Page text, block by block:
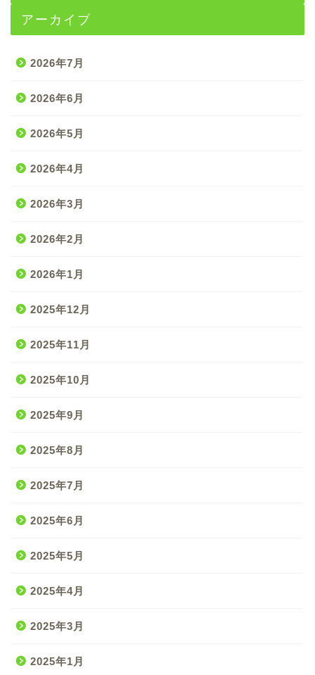
アーカイブ
2026年7月
2026年6月
2026年5月
2026年4月
2026年3月
2026年2月
2026年1月
2025年12月
2025年11月
2025年10月
2025年9月
2025年8月
2025年7月
2025年6月
2025年5月
2025年4月
2025年3月
2025年1月